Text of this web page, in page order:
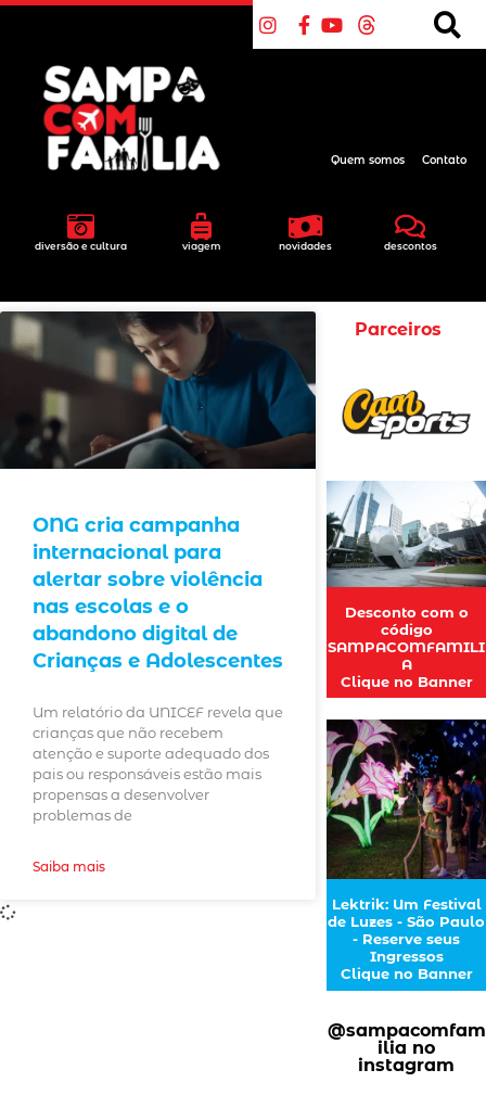
diversão e cultura viagem novidades descontos
Quem somos Contato
ONG cria campanha
internacional para
alertar sobre violência
nas escolas e o
abandono digital de
Crianças e Adolescentes
Um relatório da UNICEF revela que
crianças que não recebem
atenção e suporte adequado dos
pais ou responsáveis estão mais
propensas a desenvolver
problemas de
Saiba mais
Parceiros
Desconto com o
código
SAMPACOMFAMILI
A
Clique no Banner
Lektrik: Um Festival
de Luzes - São Paulo
- Reserve seus
Ingressos
Clique no Banner
@sampacomfam
ilia no
instagram